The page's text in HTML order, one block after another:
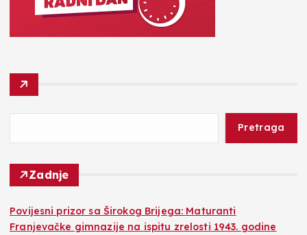
Pretraga
Zadnje
Povijesni prizor sa Širokog Brijega: Maturanti
Franjevačke gimnazije na ispitu zrelosti 1943. godine